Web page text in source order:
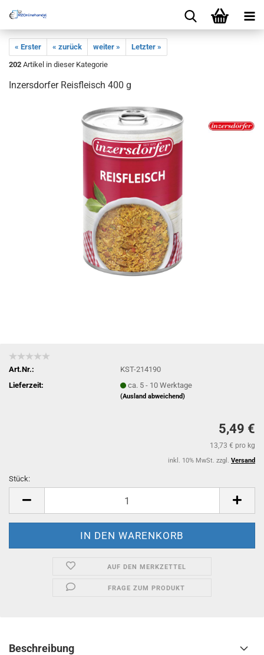
« Erster « zurück weiter »
Letzter »
202 Artikel in dieser Kategorie
Inzersdorfer Reisfleisch 400 g
Art.Nr.:
KST-214190
Lieferzeit:
ca. 5 - 10 Werktage
(Ausland abweichend)
5,49 €
13,73 € pro kg
inkl. 10% MwSt. zzgl. Versand
Stück:
AUF DEN MERKZETTEL
FRAGE ZUM PRODUKT
Beschreibung